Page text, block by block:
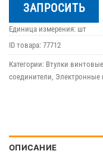
ЗАПРОСИТЬ
Единица измерения: шт
ID товара: 77712
Категории: Втулки винтовые
соединители, Электронные
ОПИСАНИЕ